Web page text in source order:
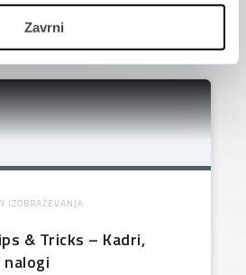
Zavrni
vas zanimalo tudi
IZOBRAŽEVANJA
& Tricks – Kadri,